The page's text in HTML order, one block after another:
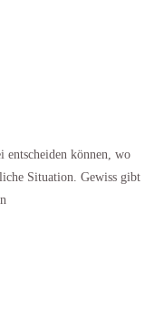
können, wo
Situation. Gewiss gibt